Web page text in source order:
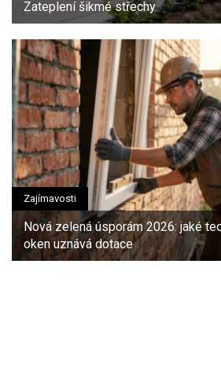
Zateplení šikmé střechy
Zajímavosti
Nová zelená úsporám 2026: jaké
oken uznává dotace